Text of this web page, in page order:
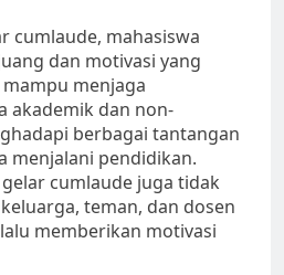
cumlaude, mahasiswa
dan motivasi yang
menjaga
akademik dan non-
berbagai tantangan
menjalani pendidikan.
cumlaude juga tidak
teman, dan dosen
memberikan motivasi